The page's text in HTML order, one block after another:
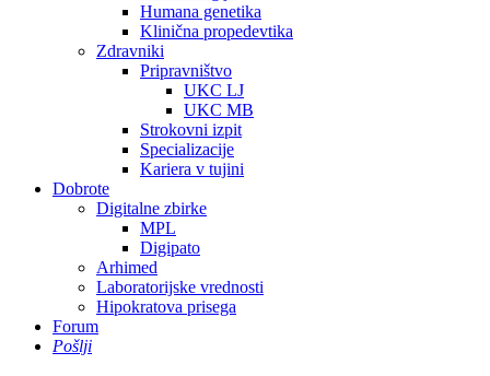
Humana genetika
Klinična propedevtika
Zdravniki
Pripravništvo
UKC LJ
UKC MB
Strokovni izpit
Specializacije
Kariera v tujini
Dobrote
Digitalne zbirke
MPL
Digipato
Arhimed
Laboratorijske vrednosti
Hipokratova prisega
Forum
Pošlji